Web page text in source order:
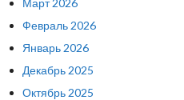
Март 2026
Февраль 2026
Январь 2026
Декабрь 2025
Октябрь 2025